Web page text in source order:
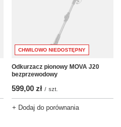
CHWILOWO NIEDOSTĘPNY
Odkurzacz pionowy MOVA J20
bezprzewodowy
599,00 zł / szt.
+ Dodaj do porównania